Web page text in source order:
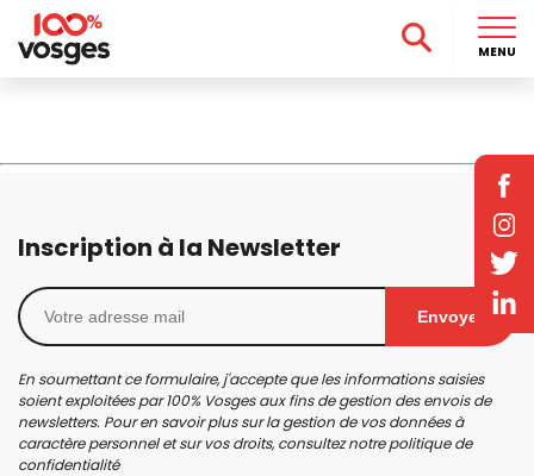
Inscription à la Newsletter
Envoyer
En soumettant ce formulaire, j'accepte que les informations saisies
soient exploitées par 100% Vosges aux fins de gestion des envois de
newsletters. Pour en savoir plus sur la gestion de vos données à
caractère personnel et sur vos droits, consultez notrepolitique de
confidentialité
MENU